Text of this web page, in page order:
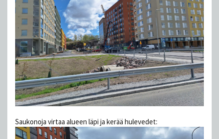
Saukonoja virtaa alueen läpi ja kerää hulevedet: